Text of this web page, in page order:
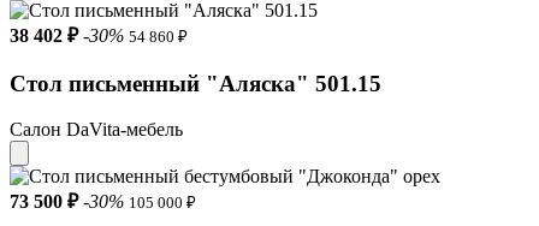
38 402 ₽ -30% 54 860 ₽
Стол письменный "Аляска" 501.15
Салон DaVita-мебель
73 500 ₽ -30% 105 000 ₽